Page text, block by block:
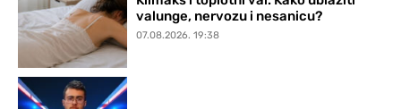
valunge, nervozu i nesanicu?
07.08.2026. 19:38